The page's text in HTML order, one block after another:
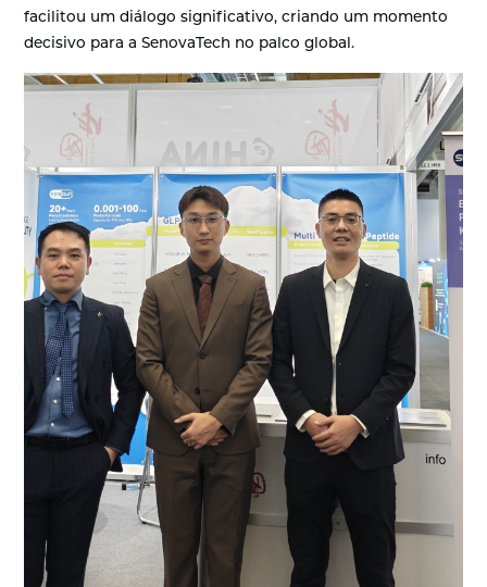
facilitou um diálogo significativo, criando um momento
decisivo para a SenovaTech no palco global.